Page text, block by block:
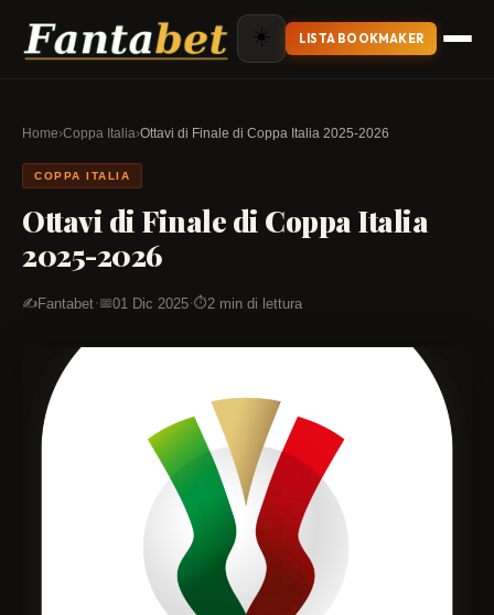
☀️ LISTA BOOKMAKER
Home›Coppa Italia›Ottavi di Finale di Coppa Italia 2025-2026
COPPA ITALIA
Ottavi di Finale di Coppa Italia
2025-2026
✍️Fantabet· 📅01 Dic 2025·⏱️2 min di lettura